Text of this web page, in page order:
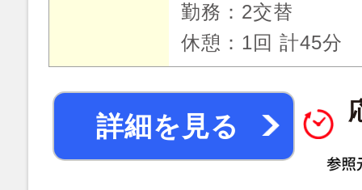
勤務：2交替
休憩：1回 計45分
詳細を見る